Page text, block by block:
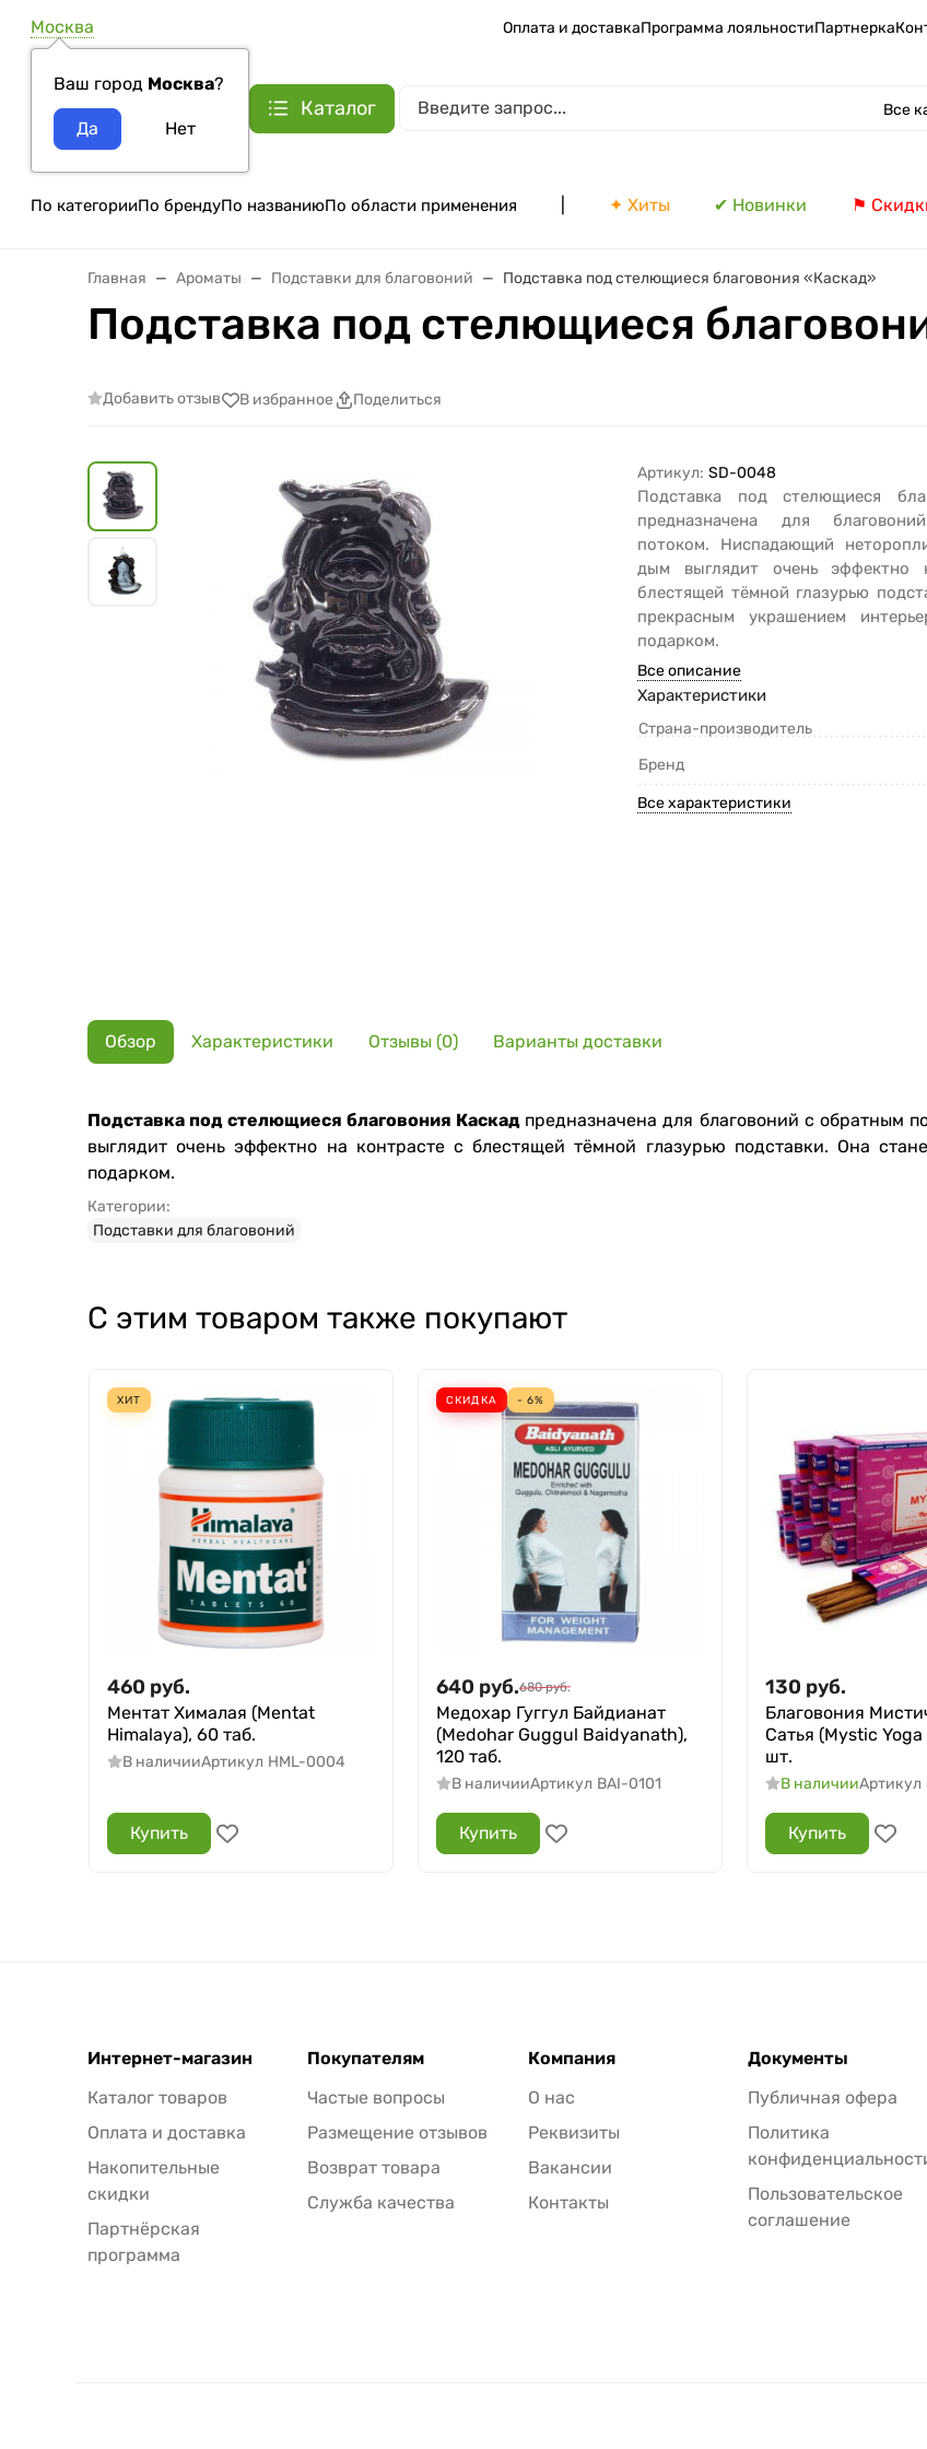
Москва
Ваш город Москва?
Оплата и доставкаПрограмма лояльностиПартнерка
Каталог Все
По категорииПо брендуПо названиюПо области применения ✦ Хиты ✔ Новинки ⚑
Главная Ароматы Подставки для благовоний Подставка под стелющиеся благовония «Каскад»
Подставка под стелющиеся
Добавить отзыв В избранное Поделиться
Артикул: SD-0048
Подставка под стелющиеся
предназначена для
потоком. Ниспадающий
дым выглядит очень эффектно
блестящей тёмной глазурью
прекрасным украшением
подарком.
Все описание
Характеристики
Страна-производитель
Бренд
Все характеристики
Обзор Характеристики Отзывы (0) Варианты доставки
Подставка под стелющиеся благовония Каскад предназначена для благовоний с обратным
выглядит очень эффектно на контрасте с блестящей тёмной глазурью подставки. Она
подарком.
Категории:
Подставки для благовоний
С этим товаром также покупают
ХИТ
460 руб.
Ментат Хималая (Mentat
Himalaya), 60 таб.
В наличииАртикул HML-0004
Купить
СКИДКА - 6%
640 руб.680 руб.
Медохар Гуггул Байдианат
(Medohar Guggul Baidyanath),
120 таб.
В наличииАртикул BAI-0101
Купить
130 руб.
Благовония
Сатья (Mystic Yoga
шт.
В наличииАртикул
Купить
Интернет-магазин
Каталог товаров
Оплата и доставка
Накопительные
скидки
Партнёрская
программа
Покупателям
Частые вопросы
Размещение отзывов
Возврат товара
Служба качества
Компания
О нас
Реквизиты
Вакансии
Контакты
Документы
Публичная офера
Политика
Пользовательское
соглашение